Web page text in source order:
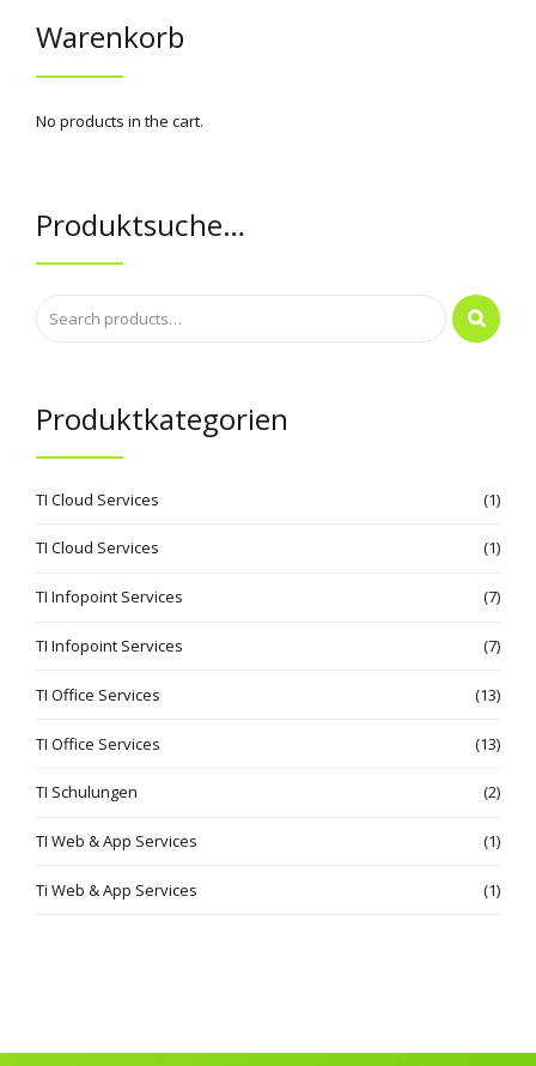
Warenkorb
No products in the cart.
Produktsuche…
Produktkategorien
TI Cloud Services (1)
TI Cloud Services (1)
TI Infopoint Services (7)
TI Infopoint Services (7)
TI Office Services (13)
TI Office Services (13)
TI Schulungen (2)
TI Web & App Services (1)
Ti Web & App Services (1)